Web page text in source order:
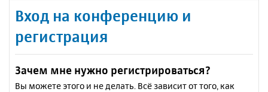
Вход на конференцию и
регистрация
Зачем мне нужно регистрироваться?
Вы можете этого и не делать. Всё зависит от того, как